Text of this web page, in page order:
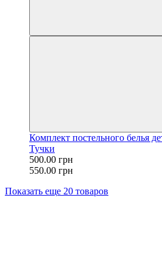
Комплект постельного белья
Тучки
500.00 грн
550.00 грн
Показать еще 20 товаров